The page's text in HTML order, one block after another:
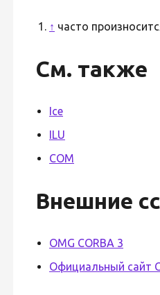
↑ чаcто
См. также
Ice
ILU
COM
Внешние
OMG CORBA 3
Официальный сайт